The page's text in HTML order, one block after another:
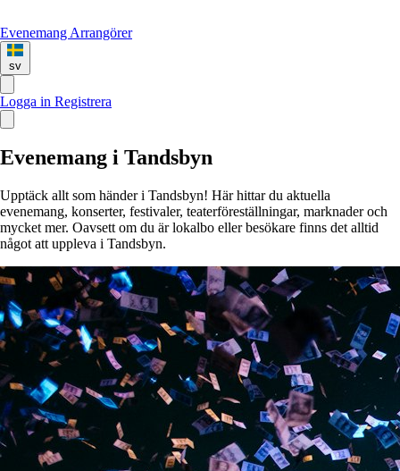
Evenemang Arrangörer
sv
Logga in Registrera
Evenemang i Tandsbyn
Upptäck allt som händer i Tandsbyn! Här hittar du aktuella
evenemang, konserter, festivaler, teaterföreställningar, marknader och
mycket mer. Oavsett om du är lokalbo eller besökare finns det alltid
något att uppleva i Tandsbyn.